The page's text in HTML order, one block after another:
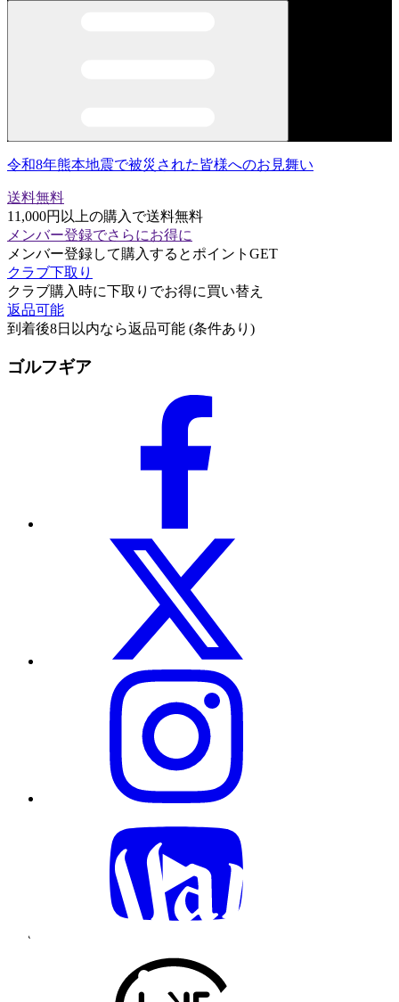
令和8年熊本地震で被災された皆様へのお見舞い
送料無料
11,000円以上の購入で送料無料
メンバー登録でさらにお得に
メンバー登録して購入するとポイントGET
クラブ下取り
クラブ購入時に下取りでお得に買い替え
返品可能
到着後8日以内なら返品可能 (条件あり)
ゴルフギア